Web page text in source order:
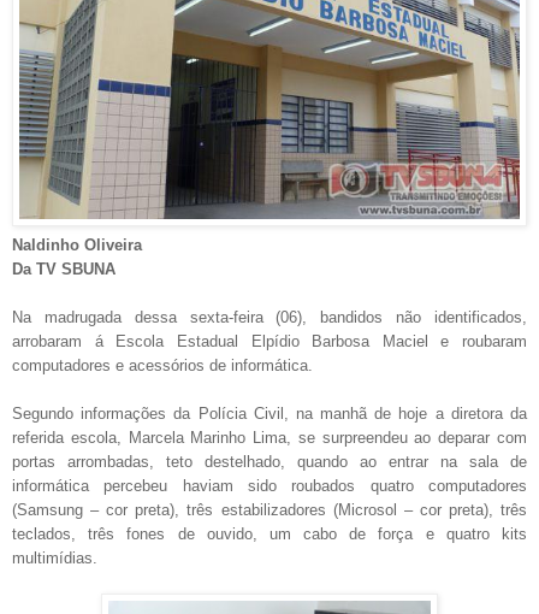
Naldinho Oliveira
Da TV SBUNA
Na madrugada dessa sexta-feira (06), bandidos não identificados,
arrobaram á Escola Estadual Elpídio Barbosa Maciel e roubaram
computadores e acessórios de informática.
Segundo informações da Polícia Civil, na manhã de hoje a diretora da
referida escola, Marcela Marinho Lima, se surpreendeu ao deparar com
portas arrombadas, teto destelhado, quando ao entrar na sala de
informática percebeu haviam sido roubados quatro computadores
(Samsung – cor preta), três estabilizadores (Microsol – cor preta), três
teclados, três fones de ouvido, um cabo de força e quatro kits
multimídias.